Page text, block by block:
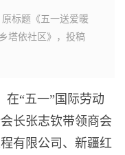
标题《五一送爱暖
塔依社区》，投稿
在“五一”国际劳动
长张志钦带领商会
有限公司、新疆红